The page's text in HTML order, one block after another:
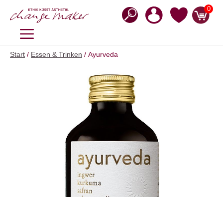
Inhalt
0
MENÜ
Start / Essen & Trinken / Ayurveda